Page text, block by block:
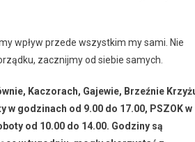
wpływ przede wszystkim my sami. Nie
zacznijmy od siebie samych.
Kaczorach, Gajewie, Brzeźnie
w godzinach od 9.00 do 17.00, PSZOK w
od 10.00 do 14.00. Godziny są